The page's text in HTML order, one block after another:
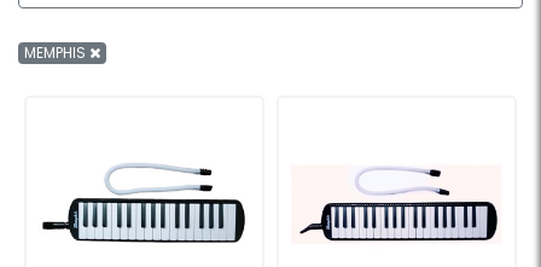
MEMPHIS